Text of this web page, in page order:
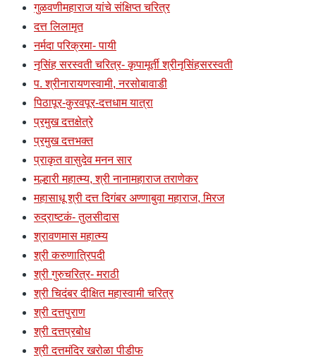
गुळवणीमहाराज यांचे संक्षिप्त चरित्र
दत्त लिलामृत
नर्मदा परिक्रमा- पायी
नृसिंह सरस्वती चरित्र- कृपामूर्ती श्रीनृसिंहसरस्वती
प. श्रीनारायणस्वामी, नरसोबावाडी
पिठापूर-कुरवपूर-दत्तधाम यात्रा
प्रमुख दत्तक्षेत्रे
प्रमुख दत्तभक्त
प्राकृत वासुदेव मनन सार
मल्हारी महात्म्य, श्री नानामहाराज तराणेकर
महासाधू श्री दत्त दिगंबर अण्णाबुवा महाराज, मिरज
रुद्राष्टकं- तुलसीदास
श्रावणमास महात्म्य
श्री करुणात्रिपदी
श्री गुरुचरित्र- मराठी
श्री चिदंबर दीक्षित महास्वामी चरित्र
श्री दत्तपुराण
श्री दत्तप्रबोध
श्री दत्तमंदिर खरोळा पीडीफ